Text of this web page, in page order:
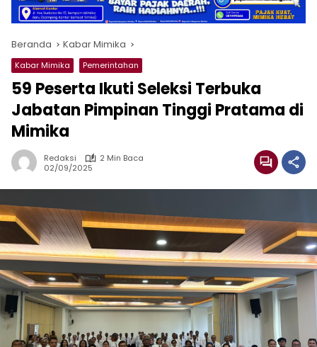
Beranda Kabar Mimika
Kabar Mimika Pemerintahan
59 Peserta Ikuti Seleksi Terbuka
Jabatan Pimpinan Tinggi Pratama di
Mimika
Redaksi
2 Min Baca
02/09/2025